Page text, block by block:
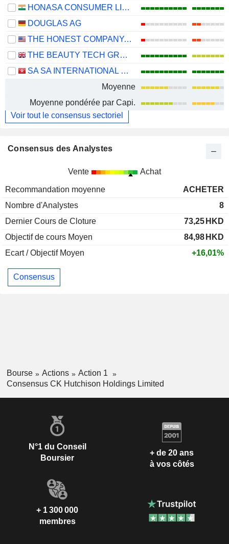
HONASA CONSUMER LIMITED
DOUGLAS AG
THE HONEST COMPANY, INC.
THE BEAUTY TECH GROUP PLC
SA SA INTERNATIONAL HOLDINGS LIMITED
Moyenne
Moyenne pondérée par Capi.
Voir tout le consensus sectoriel
Consensus des Analystes
Vente Achat
Recommandation moyenne
ACHETER
Nombre d'Analystes
8
Dernier Cours de Cloture
73,25 HKD
Objectif de cours Moyen
84,98 HKD
Ecart / Objectif Moyen
+16,01%
Consensus
Bourse Actions
Action 1
Consensus CK Hutchison Holdings Limited
N°1 du Conseil
Boursier
+ de 20 ans
à vos côtés
+ 1 300 000
membres